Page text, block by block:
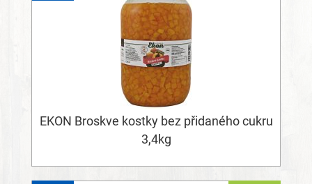
EKON Broskve kostky bez přidaného cukru
3,4kg